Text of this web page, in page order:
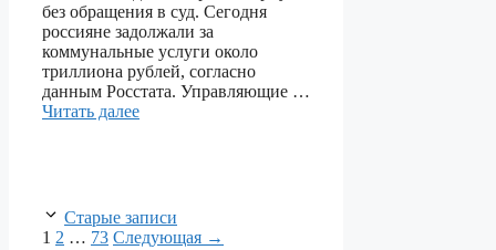
без обращения в суд. Сегодня
россияне задолжали за
коммунальные услуги около
триллиона рублей, согласно
данным Росстата. Управляющие …
Читать далее
Старые записи
Страница
1 Страница
2 … Страница
73 Следующая →